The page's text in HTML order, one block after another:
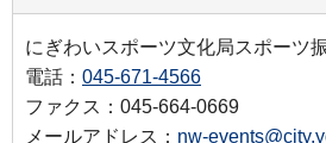
にぎわいスポーツ文化局スポーツ
電話： 045-671-4566
ファクス：045-664-0669
メールアドレス： nw-